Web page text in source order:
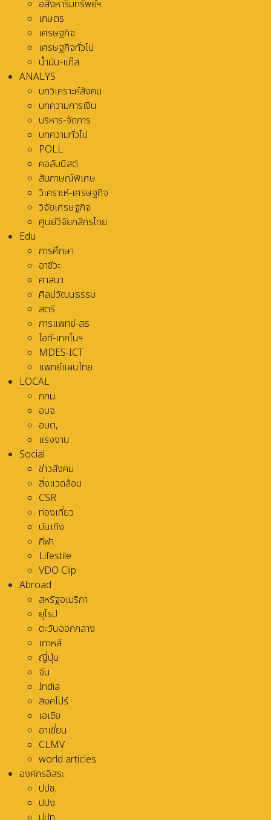
อสังหาริมทรัพย์ฯ
เกษตร
เศรษฐกิจ
เศรษฐกิจทั่วไป
น้ำมัน-แก๊ส
ANALYS
บทวิเคราะห์สังคม
บทความการเงิน
บริหาร-จัดการ
บทความทั่วไป
POLL
คอลัมนิสต์
สัมภาษณ์พิเศษ
วิเคราะห์-เศรษฐกิจ
วิจัยเศรษฐกิจ
ศูนย์วิจัยกสิกรไทย
Edu
การศึกษา
อาชีวะ
ศาสนา
ศิลปวัฒนธรรม
สตรี
การแพทย์-สธ
ไอที-เทคโนฯ
MDES-ICT
แพทย์แผนไทย
LOCAL
กทม.
อบจ.
อบต,
แรงงาน
Social
ข่าวสังคม
สิ่งแวดล้อม
CSR
ท่องเที่ยว
บันเทิง
กีฬา
Lifestile
VDO Clip
Abroad
สหรัฐอเมริกา
ยุโรป
ตะวันออกกลาง
เกาหลี
ญี่ปุ่น
จีน
India
สิงคโปร์
เอเชีย
อาเชี่ยน
CLMV
world articles
องค์กรอิสระ
ปปช.
ปปง.